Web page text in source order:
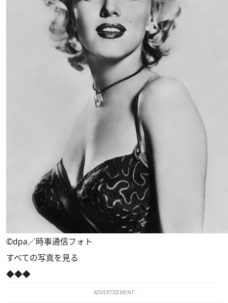
©dpa／時事通信フォト
すべての写真を見る
◆◆◆
ADVERTISEMENT